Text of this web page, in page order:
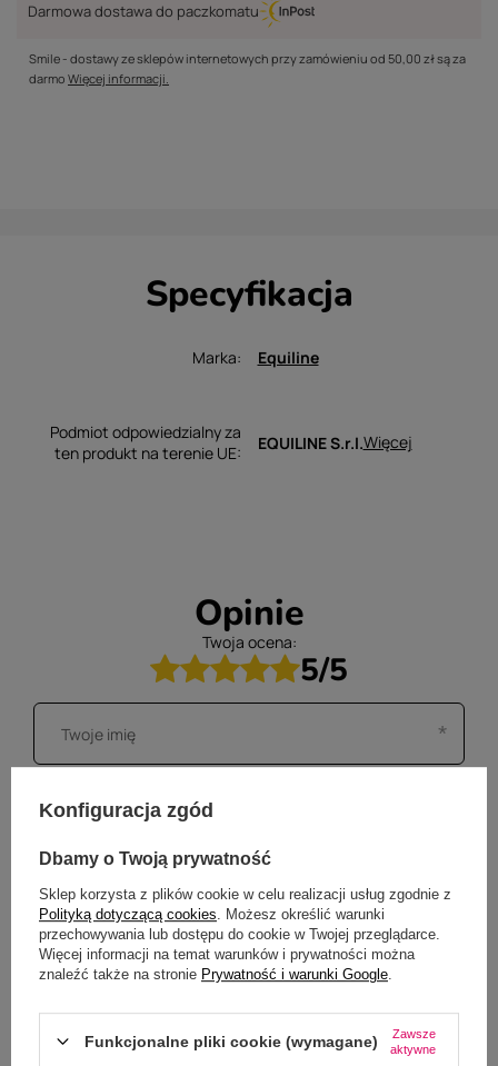
Darmowa dostawa do paczkomatu
Smile - dostawy ze sklepów internetowych przy zamówieniu od 50,00 złsą za
darmo Więcej informacji.
Specyfikacja
Marka Equiline
Podmiot odpowiedzialny za
ten produkt na terenie UE
EQUILINE S.r.l.Więcej
Opinie
Twoja ocena:
5/5
Konfiguracja zgód
Dbamy o Twoją prywatność
Sklep korzysta z plików cookie w celu realizacji usług zgodnie z
Polityką dotyczącą cookies . Możesz określić warunki
przechowywania lub dostępu do cookie w Twojej przeglądarce.
Więcej informacji na temat warunków i prywatności można
znaleźć także na stronie Prywatność i warunki Google
Funkcjonalne pliki cookie (wymagane)
Zawsze
aktywne